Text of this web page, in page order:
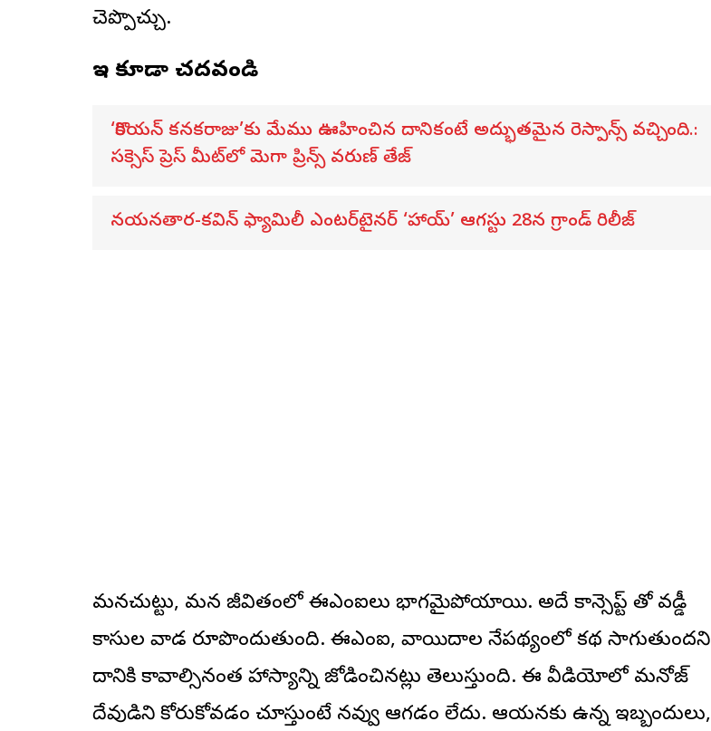
చెప్పొచ్చు.
ఇవి కూడా చదవండి
‘కొరియన్ కనకరాజు’కు మేము ఊహించిన దానికంటే అద్భుతమైన రెస్పాన్స్ వచ్చింది.:
సక్సెస్ ప్రెస్ మీట్‌లో మెగా ప్రిన్స్ వరుణ్ తేజ్
నయనతార-కవిన్ ఫ్యామిలీ ఎంటర్‌టైనర్ ‘హాయ్’ ఆగస్టు 28న గ్రాండ్ రిలీజ్
మనచుట్టు, మన జీవితంలో ఈఎంఐలు భాగమైపోయాయి. అదే కాన్సెప్ట్ తో వడ్డీ
కాసుల వాడ రూపొందుతుంది. ఈఎంఐ, వాయిదాల నేపథ్యంలో కథ సాగుతుందని
దానికి కావాల్సినంత హాస్యాన్ని జోడించినట్లు తెలుస్తుంది. ఈ వీడియోలో మనోజ్
దేవుడిని కోరుకోవడం చూస్తుంటే నవ్వు ఆగడం లేదు. ఆయనకు ఉన్న ఇబ్బందులు,